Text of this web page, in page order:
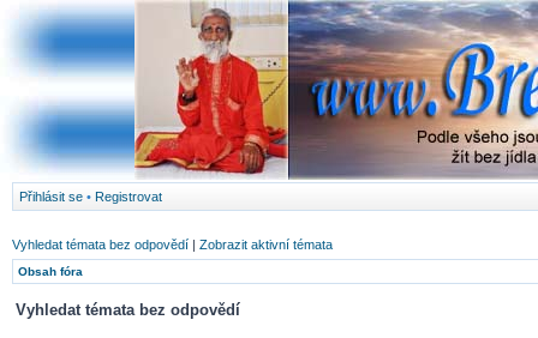
Přihlásit se • Registrovat
Vyhledat témata bez odpovědí | Zobrazit aktivní témata
Obsah fóra
Vyhledat témata bez odpovědí